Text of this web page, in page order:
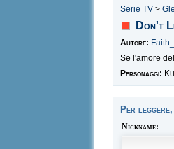
Serie TV >
Don't
Autore:
Se l'amore
Personaggi:
Per
Nickname: